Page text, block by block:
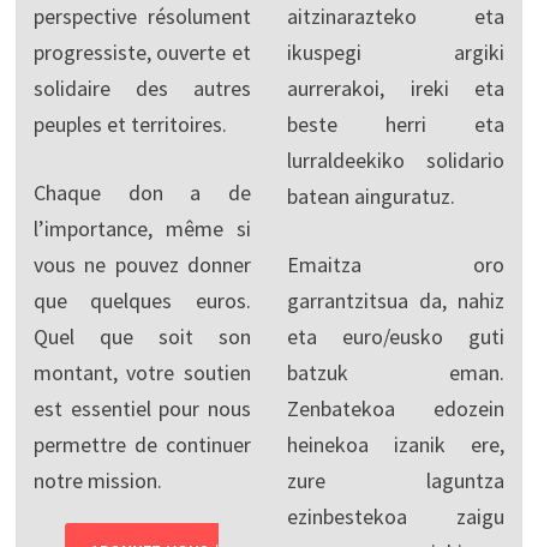
perspective résolument
progressiste, ouverte et
solidaire des autres
peuples et territoires.
Chaque don a de
l’importance, même si
vous ne pouvez donner
que quelques euros.
Quel que soit son
montant, votre soutien
est essentiel pour nous
permettre de continuer
notre mission.
aitzinarazteko eta
ikuspegi argiki
aurrerakoi, ireki eta
beste herri eta
lurraldeekiko solidario
batean ainguratuz.
Emaitza oro
garrantzitsua da, nahiz
eta euro/eusko guti
batzuk eman.
Zenbatekoa edozein
heinekoa izanik ere,
zure laguntza
ezinbestekoa zaigu